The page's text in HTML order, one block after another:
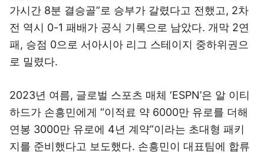
가시간 8분 결승골”로 승부가 갈렸다고 전했고, 2차
전 역시 0-1 패배가 공식 기록으로 남았다. 개막 2연
패, 승점 0으로 서아시아 리그 스테이지 중하위권으
로 밀렸다.
2023년 여름, 글로벌 스포츠 매체 ‘ESPN’은 알 이티
하드가 손흥민에게 “이적료 약 6000만 유로를 더해
연봉 3000만 유로에 4년 계약”이라는 초대형 패키
지를 준비했다고 보도했다. 손흥민이 대표팀에 합류